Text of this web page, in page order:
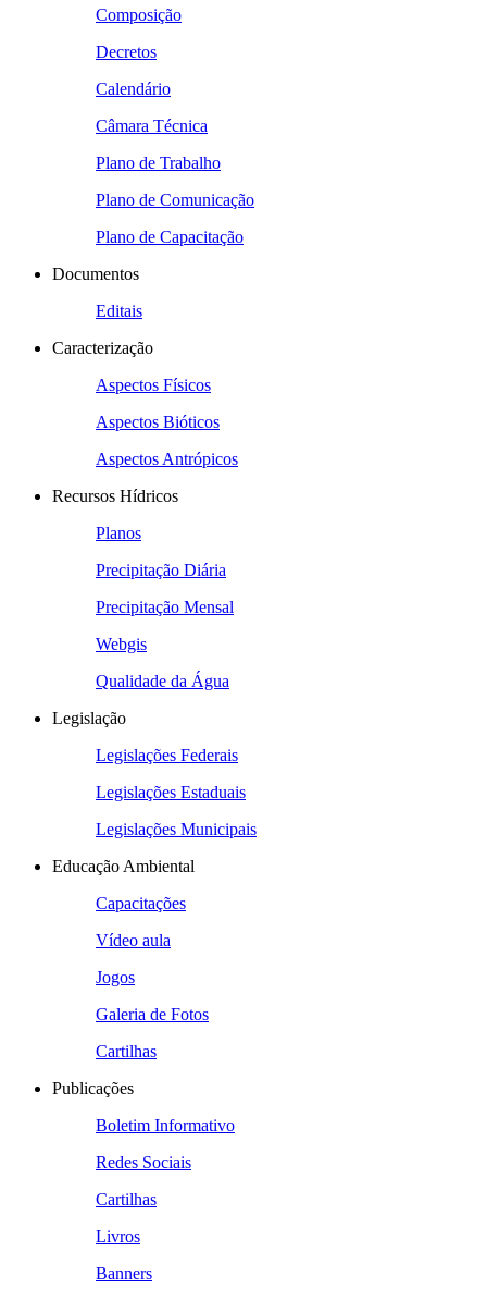
Composição
Decretos
Calendário
Câmara Técnica
Plano de Trabalho
Plano de Comunicação
Plano de Capacitação
Documentos
Editais
Caracterização
Aspectos Físicos
Aspectos Bióticos
Aspectos Antrópicos
Recursos Hídricos
Planos
Precipitação Diária
Precipitação Mensal
Webgis
Qualidade da Água
Legislação
Legislações Federais
Legislações Estaduais
Legislações Municipais
Educação Ambiental
Capacitações
Vídeo aula
Jogos
Galeria de Fotos
Cartilhas
Publicações
Boletim Informativo
Redes Sociais
Cartilhas
Livros
Banners